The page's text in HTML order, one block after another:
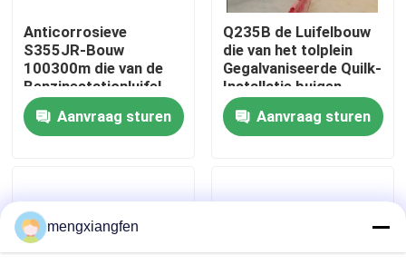
Contacteer ons
Nieuws
Gevallen
staal ruimtekaders
Ruimtekaderbundel
Anticorrosieve
S355JR-Bouw
100300m die van de
Benzinestationluifel
lassen
Aanvraag sturen
Q235B de Luifelbouw
die van het tolplein
Gegalvaniseerde Quilk-
Installatie buigen
Aanvraag sturen
mengxiangfen